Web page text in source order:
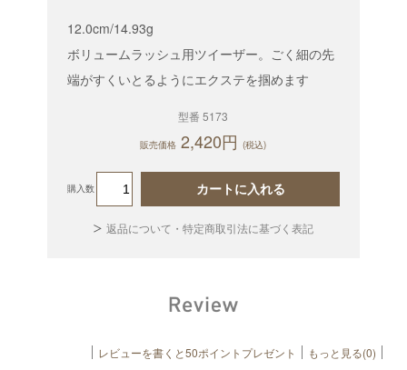
12.0cm/14.93g
ボリュームラッシュ用ツイーザー。ごく細の先
端がすくいとるようにエクステを掴めます
型番 5173
販売価格 2,420円(税込)
購入数 カートに入れる
返品について・特定商取引法に基づく表記
レビューを書くと50ポイントプレゼント もっと見る(0)